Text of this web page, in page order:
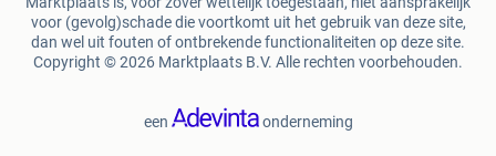
voor (gevolg)schade die voortkomt uit het gebruik van deze site,
dan wel uit fouten of ontbrekende functionaliteiten op deze site.
Copyright © 2026 Marktplaats B.V. Alle rechten voorbehouden.
een onderneming